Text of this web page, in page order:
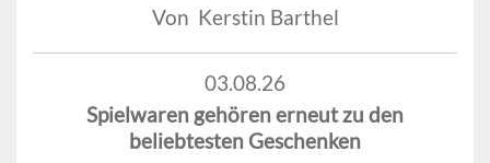
Von Kerstin Barthel
03.08.26
Spielwaren gehören erneut zu den
beliebtesten Geschenken